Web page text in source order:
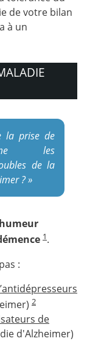
de votre bilan
à un
la prise de
les
de la
? »
1.
:
2
de
d'Alzheimer)